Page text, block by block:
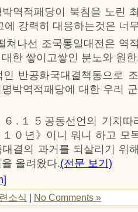
역적패당이 북침을 노린
에 강력히 대응하는것은 너
쳐나선 조국통일대전은 역
한 쌓이고쌓인 분노와 원
인 반공화국대결책동으로
박역적패당에 대한 우리
６.１５공동선언의 기치따
１０년》이니 뭐니 하고 모
결의 과거를 되살리기 위
올려왔다.(전문 보기)
소식 | No Comments »